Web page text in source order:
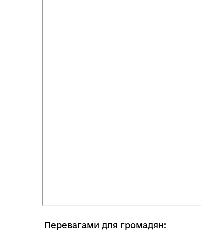
Перевагами для громадян: